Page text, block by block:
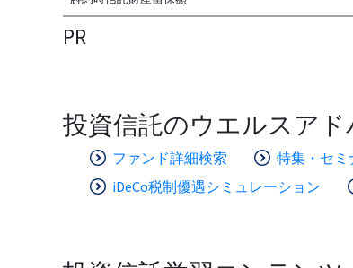
PR
投資信託のウエルスアド
ファンド詳細検索 特集・セミ
iDeCo税制優遇シミュレーション